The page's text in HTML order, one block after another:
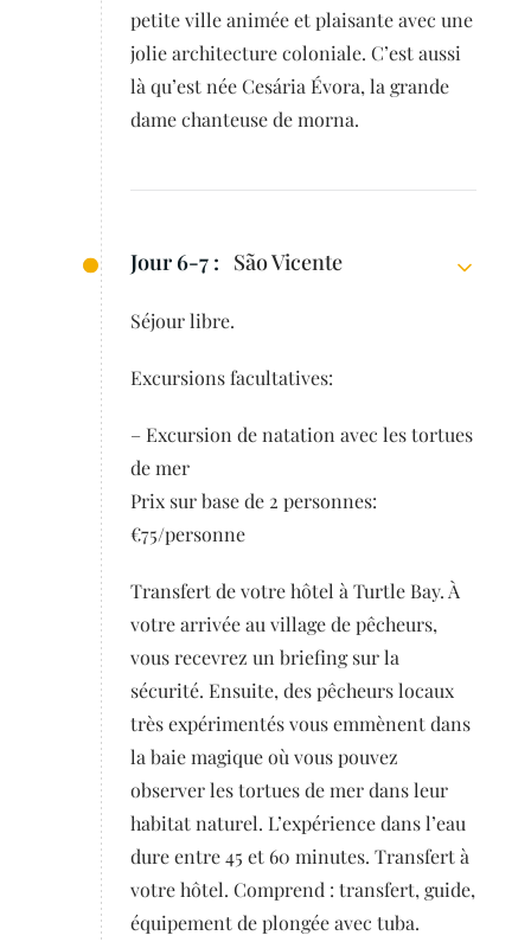
petite ville animée et plaisante avec une
jolie architecture coloniale. C’est aussi
là qu’est née Cesária Évora, la grande
dame chanteuse de morna.
Jour 6-7 : São Vicente
Séjour libre.
Excursions facultatives:
– Excursion de natation avec les tortues
de mer
Prix sur base de 2 personnes:
€75/personne
Transfert de votre hôtel à Turtle Bay. À
votre arrivée au village de pêcheurs,
vous recevrez un briefing sur la
sécurité. Ensuite, des pêcheurs locaux
très expérimentés vous emmènent dans
la baie magique où vous pouvez
observer les tortues de mer dans leur
habitat naturel. L’expérience dans l’eau
dure entre 45 et 60 minutes. Transfert à
votre hôtel. Comprend : transfert, guide,
équipement de plongée avec tuba.